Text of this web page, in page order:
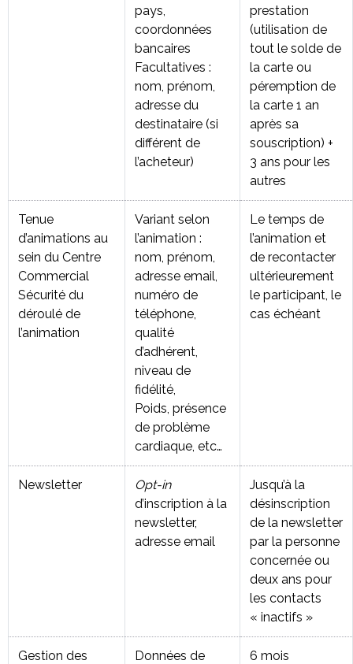
pays,
coordonnées
bancaires
Facultatives :
nom, prénom,
adresse du
destinataire (si
différent de
l’acheteur)
prestation
(utilisation de
tout le solde de
la carte ou
péremption de
la carte 1 an
après sa
souscription) +
3 ans pour les
autres
Tenue
d’animations au
sein du Centre
Commercial
Sécurité du
déroulé de
l’animation
Variant selon
l’animation :
nom, prénom,
adresse email,
numéro de
téléphone,
qualité
d’adhérent,
niveau de
fidélité,
Poids, présence
de problème
cardiaque, etc…
Le temps de
l’animation et
de recontacter
ultérieurement
le participant, le
cas échéant
Newsletter
Opt-in
d’inscription à la
newsletter,
adresse email
Jusqu’à la
désinscription
de la newsletter
par la personne
concernée ou
deux ans pour
les contacts
« inactifs »
Gestion des
Données de
6 mois